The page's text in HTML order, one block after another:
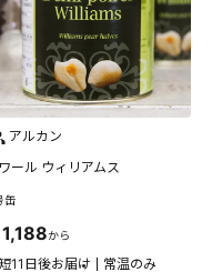
アルカン
ール ウィリアムス
缶
1,188から
11日後お届け 常温のみ